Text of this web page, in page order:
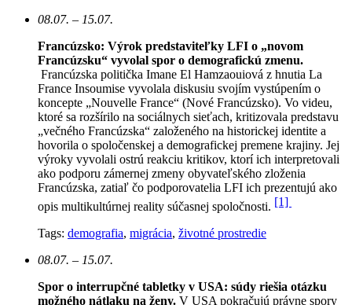
08.07. – 15.07.
Francúzsko: Výrok predstaviteľky LFI o „novom
Francúzsku“ vyvolal spor o demografickú zmenu.
Francúzska politička Imane El Hamzaouiová z hnutia La
France Insoumise vyvolala diskusiu svojím vystúpením o
koncepte „Nouvelle France“ (Nové Francúzsko). Vo videu,
ktoré sa rozšírilo na sociálnych sieťach, kritizovala predstavu
„večného Francúzska“ založeného na historickej identite a
hovorila o spoločenskej a demografickej premene krajiny. Jej
výroky vyvolali ostrú reakciu kritikov, ktorí ich interpretovali
ako podporu zámernej zmeny obyvateľského zloženia
Francúzska, zatiaľ čo podporovatelia LFI ich prezentujú ako
opis multikultúrnej reality súčasnej spoločnosti. [1]
Tags: demografia, migrácia, životné prostredie
08.07. – 15.07.
Spor o interrupčné tabletky v USA: súdy riešia otázku
možného nátlaku na ženy. V USA pokračujú právne spory